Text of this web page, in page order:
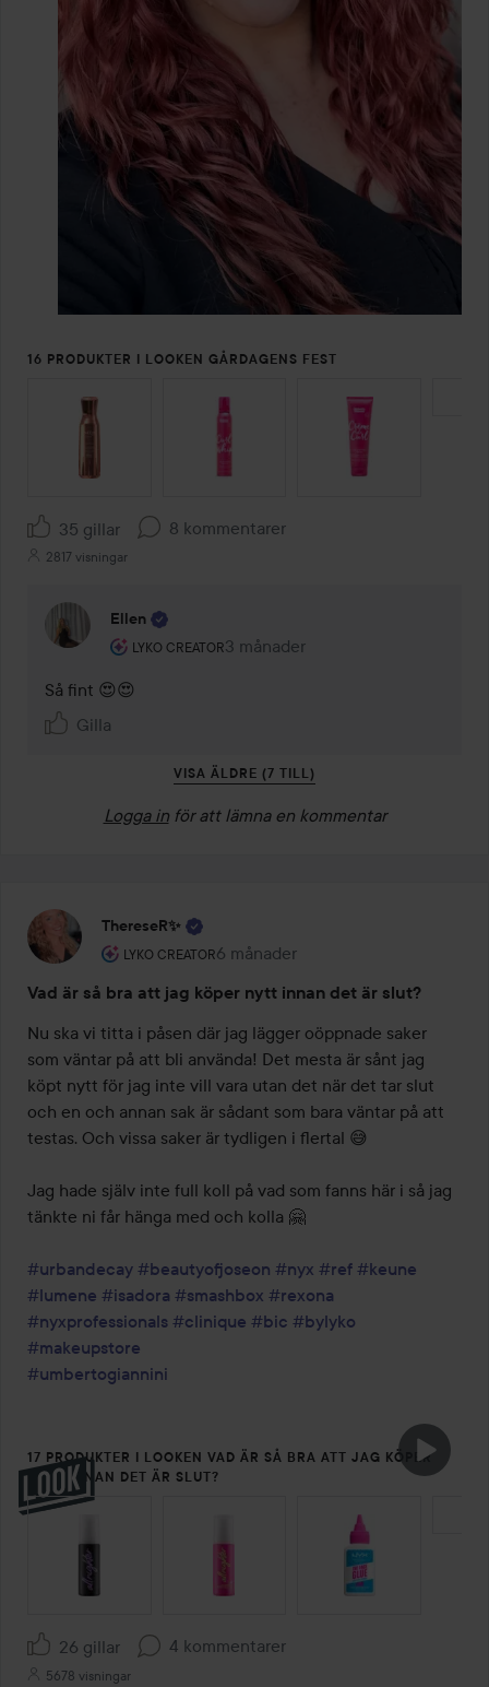
16 PRODUKTER I LOOKEN GÅRDAGENS FEST
HOPPA ÖVER SEKTIONEN
35 gillar 8 kommentarer
2817 visningar
Ellen
LYKO CREATOR
Användarens roll: Lyko Creator.
3 månader
Kommentaren lades 3 månader
Så fint 😍😍
Gilla
VISA ÄLDRE (7 TILL)
Logga in för att lämna en kommentar
ThereseR✨
LYKO CREATOR
Användarens roll: Lyko Creator.
6 månader
Inlägget skapades 6 månader
Vad är så bra att jag köper nytt innan det är slut?
Nu ska vi titta i påsen där jag lägger oöppnade saker
som väntar på att bli använda! Det mesta är sånt jag
köpt nytt för jag inte vill vara utan det när det tar slut
och en och annan sak är sådant som bara väntar på att
testas. Och vissa saker är tydligen i flertal 😅
Jag hade själv inte full koll på vad som fanns här i så jag
tänkte ni får hänga med och kolla 🤗
#urbandecay #beautyofjoseon #nyx #ref #keune
#lumene #isadora #smashbox #rexona
#nyxprofessionals #clinique #bic #bylyko
#makeupstore
#umbertogiannini
17 PRODUKTER I LOOKEN VAD ÄR SÅ BRA ATT JAG KÖPER
NYTT INNAN DET ÄR SLUT?
26 gillar 4 kommentarer
5678 visningar